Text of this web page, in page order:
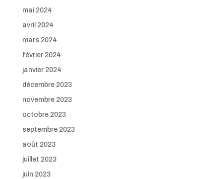
mai 2024
avril 2024
mars 2024
février 2024
janvier 2024
décembre 2023
novembre 2023
octobre 2023
septembre 2023
août 2023
juillet 2023
juin 2023